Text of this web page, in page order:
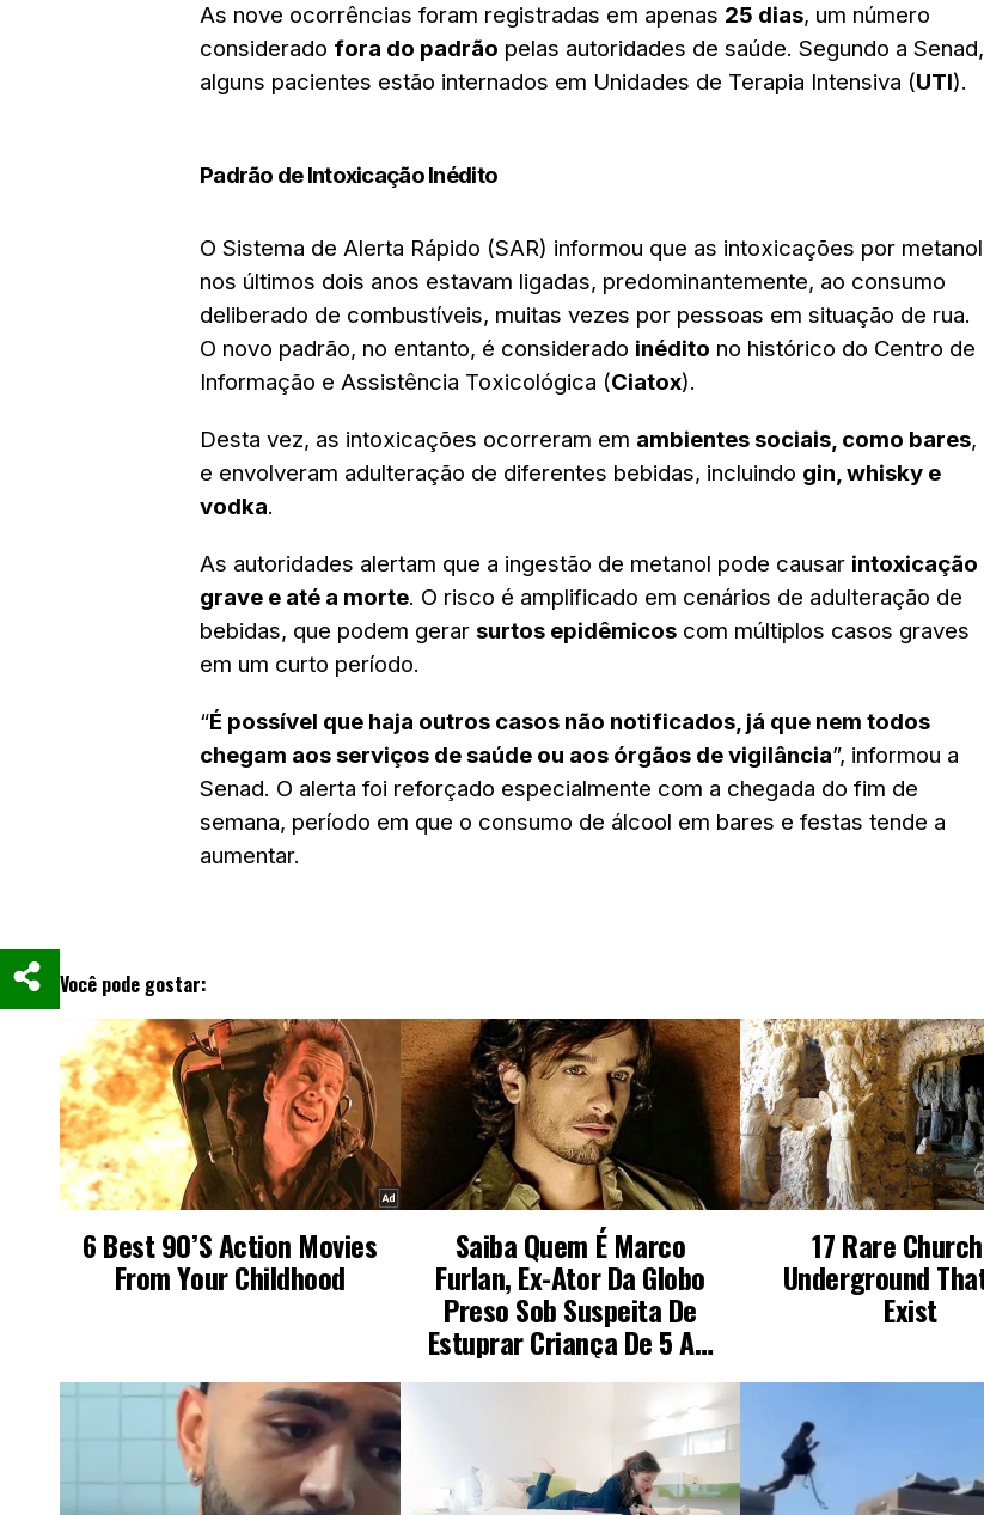
As nove ocorrências foram registradas em apenas 25 dias, um número
considerado fora do padrão pelas autoridades de saúde. Segundo a Senad,
alguns pacientes estão internados em Unidades de Terapia Intensiva (UTI).
Padrão de Intoxicação Inédito
O Sistema de Alerta Rápido (SAR) informou que as intoxicações por metanol
nos últimos dois anos estavam ligadas, predominantemente, ao consumo
deliberado de combustíveis, muitas vezes por pessoas em situação de rua.
O novo padrão, no entanto, é considerado inédito no histórico do Centro de
Informação e Assistência Toxicológica (Ciatox).
Desta vez, as intoxicações ocorreram em ambientes sociais, como bares,
e envolveram adulteração de diferentes bebidas, incluindo gin, whisky e
vodka.
As autoridades alertam que a ingestão de metanol pode causar intoxicação
grave e até a morte. O risco é amplificado em cenários de adulteração de
bebidas, que podem gerar surtos epidêmicos com múltiplos casos graves
em um curto período.
“É possível que haja outros casos não notificados, já que nem todos
chegam aos serviços de saúde ou aos órgãos de vigilância”, informou a
Senad. O alerta foi reforçado especialmente com a chegada do fim de
semana, período em que o consumo de álcool em bares e festas tende a
aumentar.